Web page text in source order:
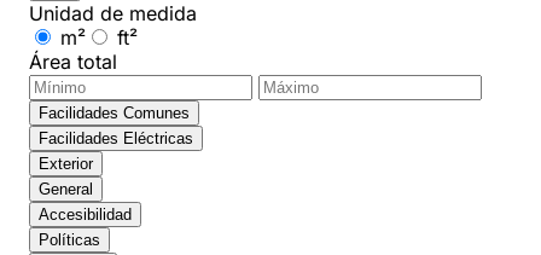
Unidad de medida
m²
ft²
Área total
Facilidades Comunes
Facilidades Eléctricas
Exterior
General
Accesibilidad
Políticas